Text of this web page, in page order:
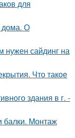
для
дома. О
нужен сайдинг на
Что такое
здания в г. -
балки. Монтаж